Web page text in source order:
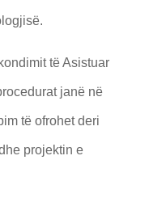
të Asistuar
janë në
të ofrohet deri
projektin e